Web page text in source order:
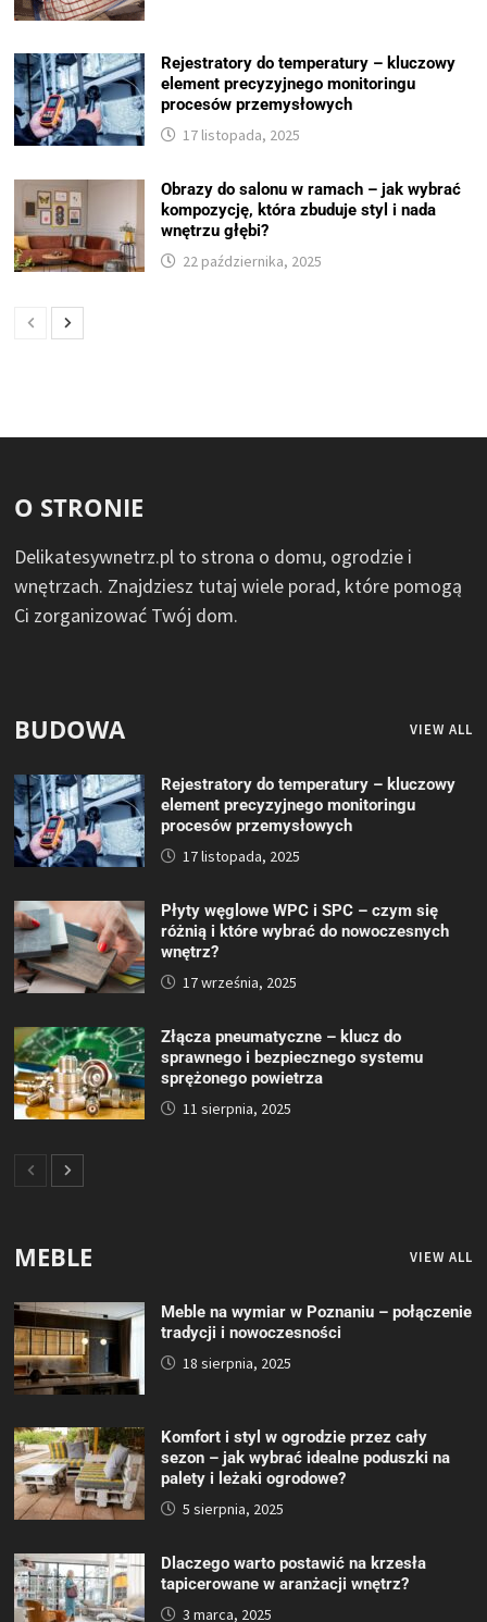
Rejestratory do temperatury – kluczowy
element precyzyjnego monitoringu
procesów przemysłowych
17 listopada, 2025
Obrazy do salonu w ramach – jak wybrać
kompozycję, która zbuduje styl i nada
wnętrzu głębi?
22 października, 2025
O STRONIE
Delikatesywnetrz.pl to strona o domu, ogrodzie i
wnętrzach. Znajdziesz tutaj wiele porad, które pomogą
Ci zorganizować Twój dom.
BUDOWA VIEW ALL
Rejestratory do temperatury – kluczowy
element precyzyjnego monitoringu
procesów przemysłowych
17 listopada, 2025
Płyty węglowe WPC i SPC – czym się
różnią i które wybrać do nowoczesnych
wnętrz?
17 września, 2025
Złącza pneumatyczne – klucz do
sprawnego i bezpiecznego systemu
sprężonego powietrza
11 sierpnia, 2025
MEBLE VIEW ALL
Meble na wymiar w Poznaniu – połączenie
tradycji i nowoczesności
18 sierpnia, 2025
Komfort i styl w ogrodzie przez cały
sezon – jak wybrać idealne poduszki na
palety i leżaki ogrodowe?
5 sierpnia, 2025
Dlaczego warto postawić na krzesła
tapicerowane w aranżacji wnętrz?
3 marca, 2025